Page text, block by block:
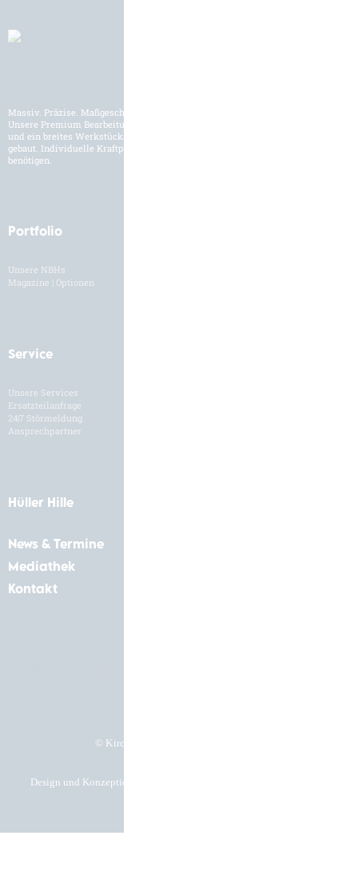
Massiv. Präzise. Maßgeschneidert.
Unsere Premium Bearbeitungszentren werden für den internationalen Markt
und ein breites Werkstückspektrum der Schwerzerspanung entwickelt und
gebaut. Individuelle Kraftpakete und Lösungen, wie Sie es für Ihre Fertigung
benötigen.
Portfolio
Unsere NBHs
Magazine | Optionen
Service
Unsere Services
Ersatzteilanfrage
24|7 Störmeldung
Ansprechpartner
Hüller Hille
News & Termine
Mediathek
Kontakt
© Kirchgässner Komponenten GmbH
Design und Konzeption by Hela Werbung GmbH – Ihre Werbeagentur in